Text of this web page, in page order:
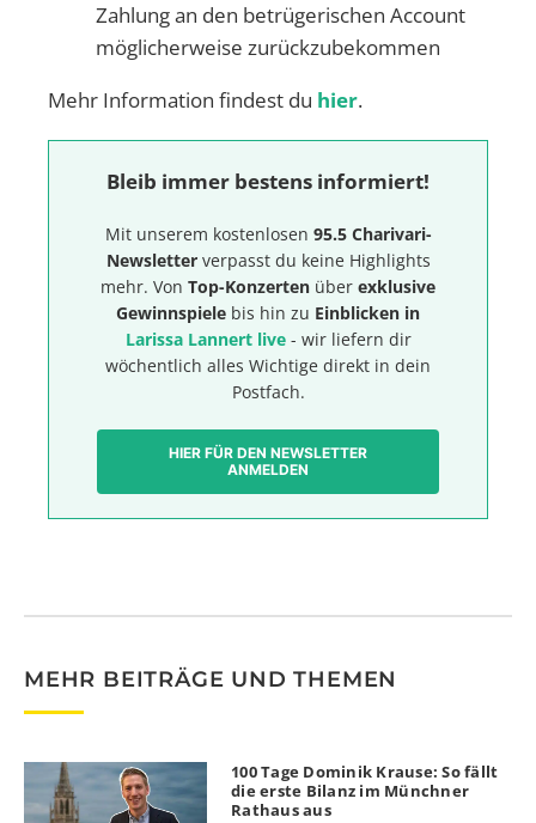
Zahlung an den betrügerischen Account
möglicherweise zurückzubekommen
Mehr Information findest du hier.
Bleib immer bestens informiert!
Mit unserem kostenlosen 95.5 Charivari-
Newsletterverpasst du keine Highlights
mehr. Von Top-Konzerten über exklusive
Gewinnspiele bis hin zu Einblicken in
Larissa Lannert live- wir liefern dir
wöchentlich alles Wichtige direkt in dein
Postfach.
HIER FÜR DEN NEWSLETTER
ANMELDEN
MEHR BEITRÄGE UND THEMEN
100 Tage Dominik Krause: So fällt
die erste Bilanz im Münchner
Rathaus aus